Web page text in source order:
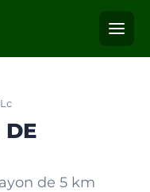
DE
de 5 km